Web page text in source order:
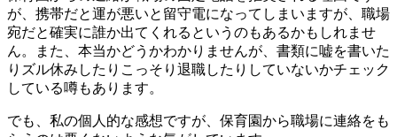
が、携帯だと運が悪いと留守電になってしまいますが、職場
宛だと確実に誰か出てくれるというのもあるかもしれませ
ん。また、本当かどうかわかりませんが、書類に嘘を書いた
りズル休みしたりこっそり退職したりしていないかチェック
している噂もあります。
でも、私の個人的な感想ですが、保育園から職場に連絡をも